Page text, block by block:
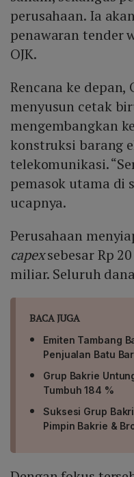
perusahaan. Ia
penawaran tender
OJK.
Rencana ke depan,
menyusun cetak
mengembangkan
konstruksi barang
telekomunikasi.
pemasok utama di
ucapnya.
Perusahaan
capexsebesar Rp
miliar. Seluruh
BACA JUGA
Emiten Tambang
Penjualan Batu
Grup Bakrie
Tumbuh 184 %
Suksesi Grup
Pimpin Bakrie &